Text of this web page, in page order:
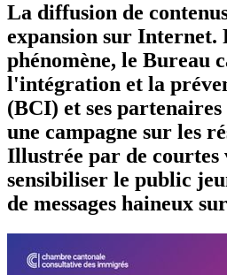
La diffusion de
expansion sur Internet.
phénomène, le Bureau
l'intégration et la
(BCI) et ses
une campagne sur les
Illustrée par de courtes
sensibiliser le public
de messages haineux